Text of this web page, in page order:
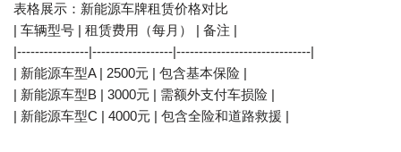
表格展示：新能源车牌租赁价格对比
| 车辆型号 | 租赁费用（每月） | 备注 |
|----------------|------------------|------------------------------|
| 新能源车型A | 2500元 | 包含基本保险 |
| 新能源车型B | 3000元 | 需额外支付车损险 |
| 新能源车型C | 4000元 | 包含全险和道路救援 |